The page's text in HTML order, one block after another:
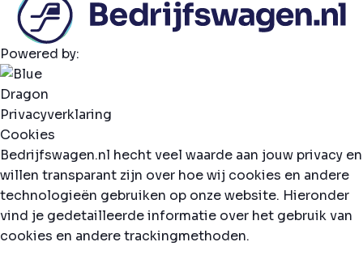
Powered by:
Privacyverklaring
Cookies
Bedrijfswagen.nl hecht veel waarde aan jouw privacy en
willen transparant zijn over hoe wij cookies en andere
technologieën gebruiken op onze website. Hieronder
vind je gedetailleerde informatie over het gebruik van
cookies en andere trackingmethoden.